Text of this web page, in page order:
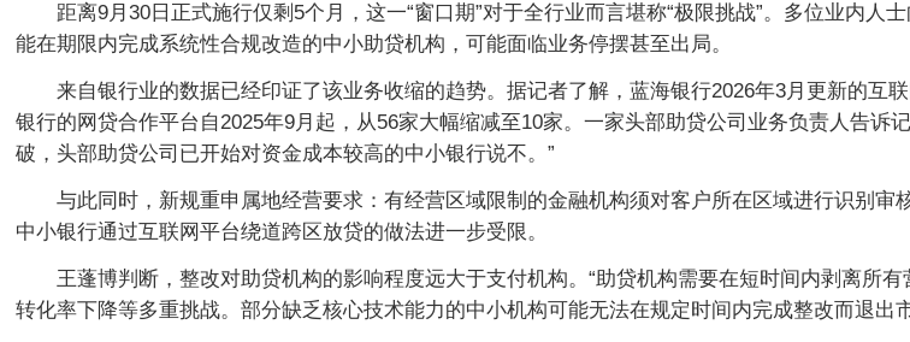
距离9月30日正式施行仅剩5个月，这一“窗口期”对于全行业而言堪称“极限挑战”。多位业内
能在期限内完成系统性合规改造的中小助贷机构，可能面临业务停摆甚至出局。
来自银行业的数据已经印证了该业务收缩的趋势。据记者了解，蓝海银行2026年3月更新的互
银行的网贷合作平台自2025年9月起，从56家大幅缩减至10家。一家头部助贷公司业务负责人告诉
破，头部助贷公司已开始对资金成本较高的中小银行说不。”
与此同时，新规重申属地经营要求：有经营区域限制的金融机构须对客户所在区域进行识别
中小银行通过互联网平台绕道跨区放贷的做法进一步受限。
王蓬博判断，整改对助贷机构的影响程度远大于支付机构。“助贷机构需要在短时间内剥离所
转化率下降等多重挑战。部分缺乏核心技术能力的中小机构可能无法在规定时间内完成整改而退出